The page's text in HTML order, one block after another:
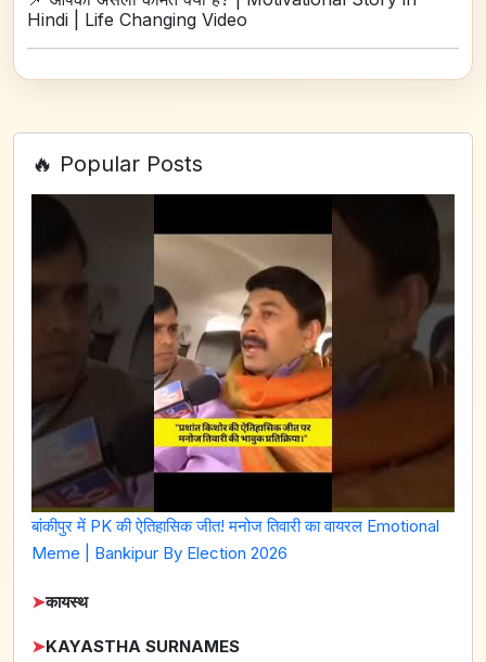
Hindi | Life Changing Video
🔥 Popular Posts
बांकीपुर में PK की ऐतिहासिक जीत! मनोज तिवारी का वायरल Emotional
Meme | Bankipur By Election 2026
➤कायस्थ
➤KAYASTHA SURNAMES